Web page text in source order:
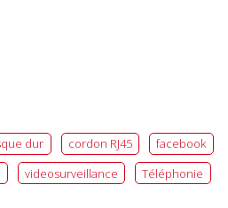
dur cordon RJ45
facebook
videosurveillance Téléphonie